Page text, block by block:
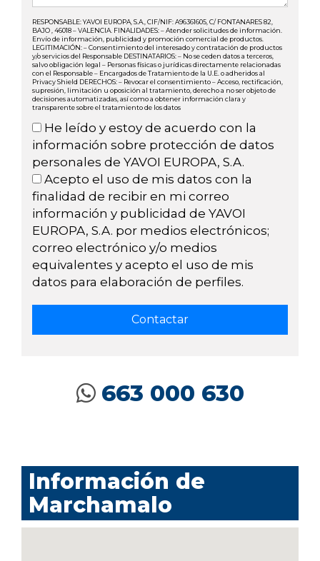
RESPONSABLE: YAVOI EUROPA, S.A., CIF/NIF: A96361605, C/ FONTANARES 82,
BAJO , 46018 – VALENCIA. FINALIDADES: – Atender solicitudes de información.
Envío de información, publicidad y promoción comercial de productos.
LEGITIMACIÓN: – Consentimiento del interesado y contratación de productos
y/o servicios del Responsable DESTINATARIOS: – No se ceden datos a terceros,
salvo obligación legal – Personas físicas o jurídicas directamente relacionadas
con el Responsable – Encargados de Tratamiento de la U.E. o adheridos al
Privacy Shield DERECHOS: – Revocar el consentimiento – Acceso, rectificación,
supresión, limitación u oposición al tratamiento, derecho a no ser objeto de
decisiones automatizadas, así como a obtener información clara y
transparente sobre el tratamiento de los datos
He leído y estoy de acuerdo con la
información sobre protección de datos
personales de YAVOI EUROPA, S.A.
Acepto el uso de mis datos con la
finalidad de recibir en mi correo
información y publicidad de YAVOI
EUROPA, S.A. por medios electrónicos;
correo electrónico y/o medios
equivalentes y acepto el uso de mis
datos para elaboración de perfiles.
663 000 630
Información de
Marchamalo